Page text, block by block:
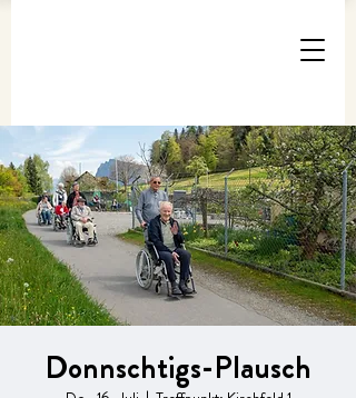
Donnschtigs-Plausch